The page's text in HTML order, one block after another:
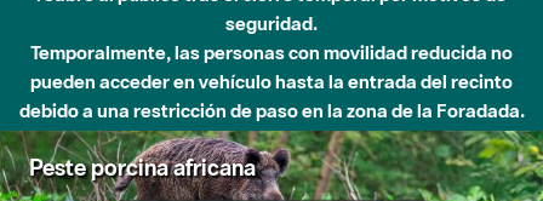
seguridad.
Temporalmente, las personas con movilidad reducida no
pueden acceder en vehículo hasta la entrada del recinto
debido a una restricción de paso en la zona de la Foradada.
Peste porcina africana